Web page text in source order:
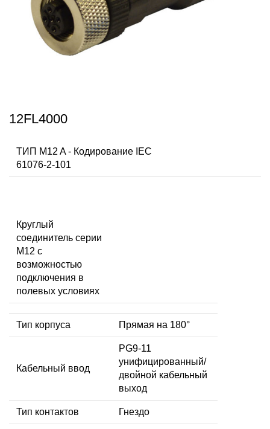
12FL4000
ТИП M12 A - Кодирование IEC
61076-2-101
Круглый
соединитель серии
M12 с
возможностью
подключения в
полевых условиях
Тип корпуса Прямая на 180°
Кабельный ввод
PG9-11
унифицированный/
двойной кабельный
выход
Тип контактов Гнездо